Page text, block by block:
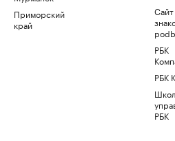
Приморский
край
Сайт
РБК
РБК
РБК